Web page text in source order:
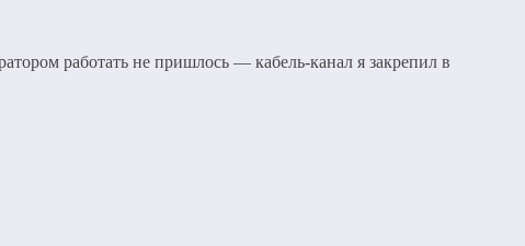
работать не пришлось — кабель-канал я закрепил в